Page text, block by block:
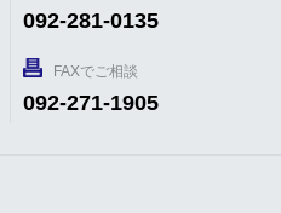
092-281-0135
FAXでご相談
092-271-1905